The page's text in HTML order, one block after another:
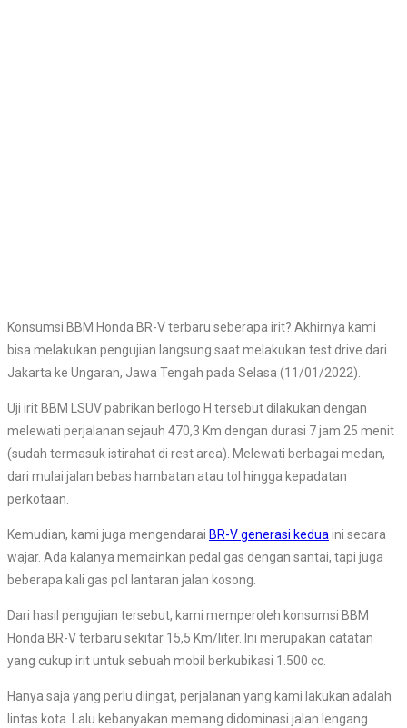
Konsumsi BBM Honda BR-V terbaru seberapa irit? Akhirnya kami
bisa melakukan pengujian langsung saat melakukan test drive dari
Jakarta ke Ungaran, Jawa Tengah pada Selasa (11/01/2022).
Uji irit BBM LSUV pabrikan berlogo H tersebut dilakukan dengan
melewati perjalanan sejauh 470,3 Km dengan durasi 7 jam 25 menit
(sudah termasuk istirahat di rest area). Melewati berbagai medan,
dari mulai jalan bebas hambatan atau tol hingga kepadatan
perkotaan.
Kemudian, kami juga mengendarai BR-V generasi keduaini secara
wajar. Ada kalanya memainkan pedal gas dengan santai, tapi juga
beberapa kali gas pol lantaran jalan kosong.
Dari hasil pengujian tersebut, kami memperoleh konsumsi BBM
Honda BR-V terbaru sekitar 15,5 Km/liter. Ini merupakan catatan
yang cukup irit untuk sebuah mobil berkubikasi 1.500 cc.
Hanya saja yang perlu diingat, perjalanan yang kami lakukan adalah
lintas kota. Lalu kebanyakan memang didominasi jalan lengang.